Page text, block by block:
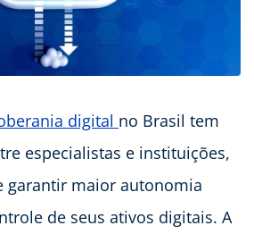
digital no Brasil tem
especialistas e instituições,
garantir maior autonomia
de seus ativos digitais. A